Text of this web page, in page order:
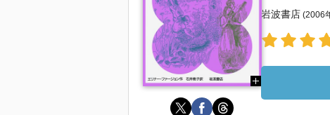
岩波書店 (2006